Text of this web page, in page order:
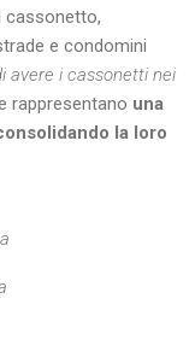
cassonetto,
e condomini
avere i cassonetti nei
rappresentano una
la loro